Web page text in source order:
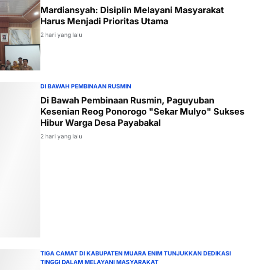
Mardiansyah: Disiplin Melayani Masyarakat
Harus Menjadi Prioritas Utama
2 hari yang lalu
DI BAWAH PEMBINAAN RUSMIN
Di Bawah Pembinaan Rusmin, Paguyuban
Kesenian Reog Ponorogo "Sekar Mulyo" Sukses
Hibur Warga Desa Payabakal
2 hari yang lalu
TIGA CAMAT DI KABUPATEN MUARA ENIM TUNJUKKAN DEDIKASI
TINGGI DALAM MELAYANI MASYARAKAT